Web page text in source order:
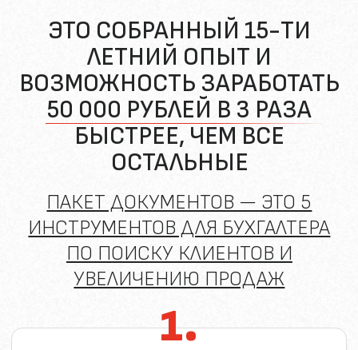
Электронные сервисы для
удаленного бухгалтера ИП
1.
Топ 5 самых эффективных
поиска клиентов для
результатам опроса 300+
действующих бухгалтеров)
2.
Список сайтов , которые помогают
искать клиентов на бухгалтерское
обслуживание (9 сайтов с плюсами и
3.
4.